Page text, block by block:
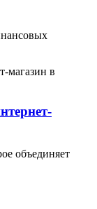
объединяет